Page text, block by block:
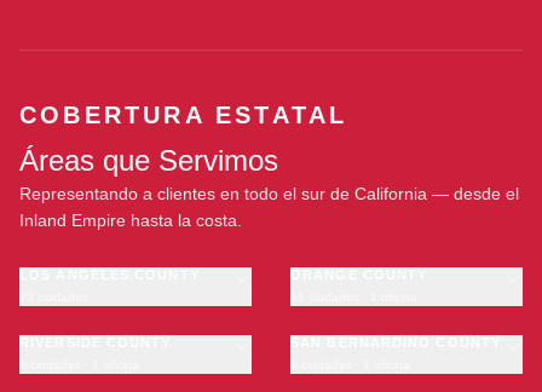
COBERTURA ESTATAL
Áreas que Servimos
Representando a clientes en todo el sur de California — desde el
Inland Empire hasta la costa.
Glendale
Irvine